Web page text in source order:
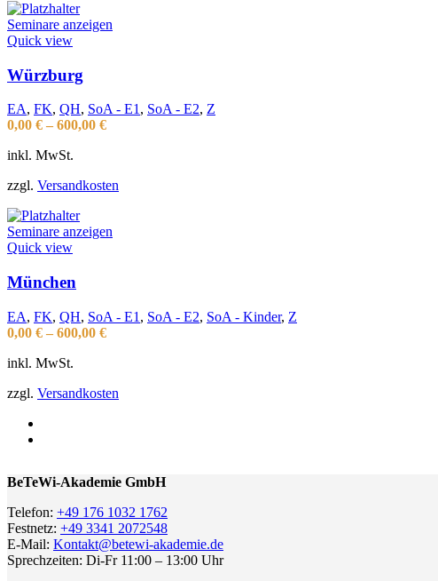
Seminare anzeigen
Quick view
Würzburg
EA, FK, QH, SoA - E1 , SoA - E2, Z
0,00 € – 600,00 €
inkl. MwSt.
zzgl. Versandkosten
Seminare anzeigen
Quick view
München
EA, FK, QH, SoA - E1 , SoA - E2, SoA - Kinder, Z
0,00 € – 600,00 €
inkl. MwSt.
zzgl. Versandkosten
BeTeWi-Akademie GmbH
Telefon: +49 176 1032 1762
Festnetz: +49 3341 2072548
E-Mail: Kontakt@betewi-akademie.de
Sprechzeiten: Di-Fr 11:00 – 13:00 Uhr